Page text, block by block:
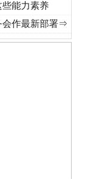
程丨“转折之城”激荡..
能力素养
会作最新部署⇒